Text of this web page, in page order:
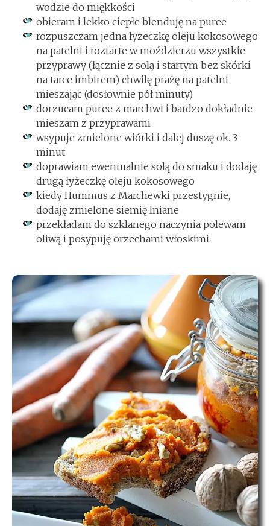
wodzie do miękkości
obieram i lekko ciepłe blenduję na puree
rozpuszczam jedna łyżeczkę oleju kokosowego
na patelni i roztarte w moździerzu wszystkie
przyprawy (łącznie z solą i startym bez skórki
na tarce imbirem) chwilę prażę na patelni
mieszając (dosłownie pół minuty)
dorzucam puree z marchwi i bardzo dokładnie
mieszam z przyprawami
wsypuje zmielone wiórki i dalej duszę ok. 3
minut
doprawiam ewentualnie solą do smaku i dodaję
drugą łyżeczkę oleju kokosowego
kiedy Hummus z Marchewki przestygnie,
dodaję zmielone siemię lniane
przekładam do szklanego naczynia polewam
oliwą i posypuję orzechami włoskimi.